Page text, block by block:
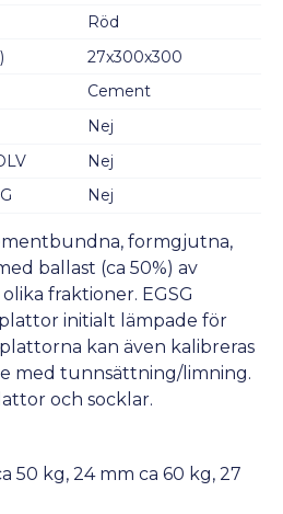
Röd
27x300x300
Cement
Nej
Nej
Nej
formgjutna,
ballast (ca 50%) av
fraktioner. EGSG
initialt lämpade för
kan även kalibreras
med tunnsättning/limning.
och socklar.
50 kg, 24 mm ca 60 kg, 27